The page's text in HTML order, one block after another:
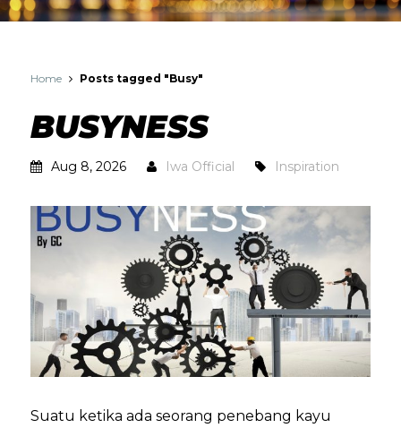
Home Posts tagged "Busy"
BUSYNESS
Aug 8, 2026 Iwa Official Inspiration
Suatu ketika ada seorang penebang kayu